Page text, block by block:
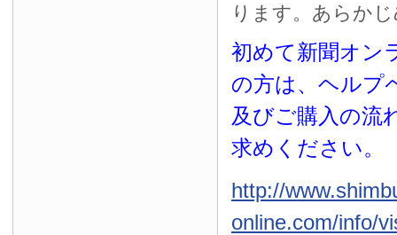
ります。あらか
初めて新聞オン
の方は、ヘルプ
及びご購入の流
求めください。
http://
online.com/info/